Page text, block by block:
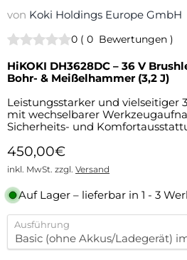
von Koki Holdings Europe GmbH
0 ( 0 Bewertungen )
HiKOKI DH3628DC – 36 V
Bohr- & Meißelhammer (3,2 J)
Leistungsstarker und vielseitiger
mit wechselbarer
Sicherheits- und
Aktueller Preis
450,00€
inkl. MwSt. zzgl. Versand
Auf Lager – lieferbar in 1 - 3
Ausführung